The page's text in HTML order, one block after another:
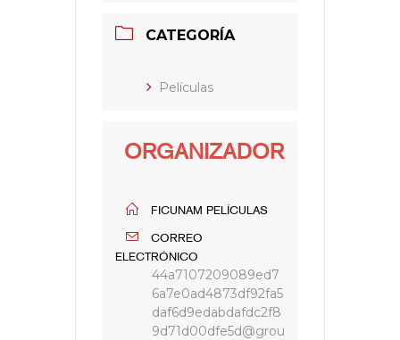
CATEGORÍA
Películas
ORGANIZADOR
FICUNAM PELÍCULAS
CORREO
ELECTRÓNICO
44a7107209089ed7
6a7e0ad4873df92fa5
daf6d9edabdafdc2f8
9d71d00dfe5d@grou